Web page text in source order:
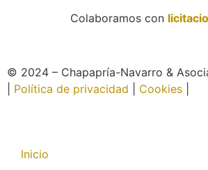
Colaboramos con
© 2024 – Chapapría-Navarro &
Política de privacidad Cookies
Inicio